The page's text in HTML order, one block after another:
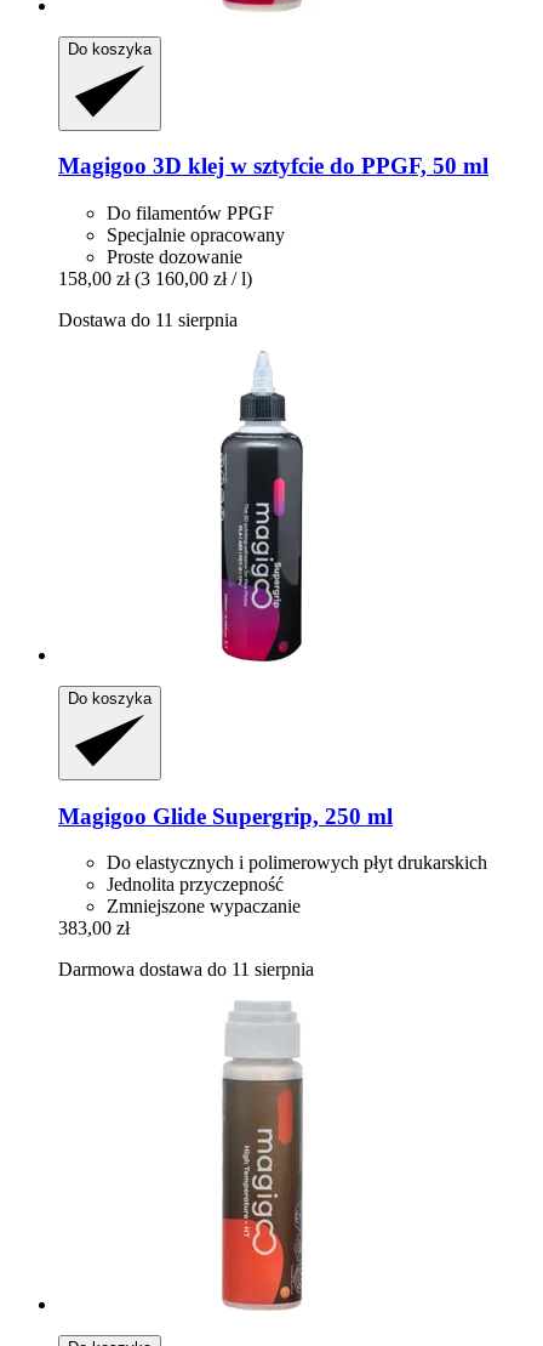
Do koszyka
Magigoo 3D klej w sztyfcie do PPGF, 50 ml
Do filamentów PPGF
Specjalnie opracowany
Proste dozowanie
158,00 zł (3 160,00 zł / l)
Dostawa do 11 sierpnia
Do koszyka
Magigoo Glide Supergrip, 250 ml
Do elastycznych i polimerowych płyt drukarskich
Jednolita przyczepność
Zmniejszone wypaczanie
383,00 zł
Darmowa dostawa do 11 sierpnia